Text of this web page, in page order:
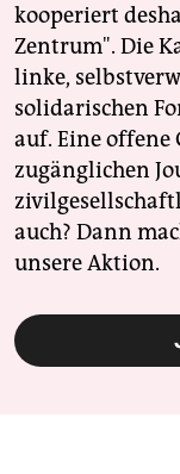
kooperiert
Zentrum". Die
linke,
solidarischen
auf. Eine offene
zugänglichen
auch? Dann
unsere Aktion.